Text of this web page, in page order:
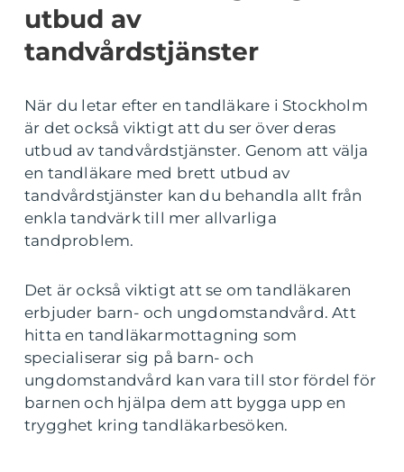
utbud av
tandvårdstjänster
När du letar efter en tandläkare i Stockholm
är det också viktigt att du ser över deras
utbud av tandvårdstjänster. Genom att välja
en tandläkare med brett utbud av
tandvårdstjänster kan du behandla allt från
enkla tandvärk till mer allvarliga
tandproblem.
Det är också viktigt att se om tandläkaren
erbjuder barn- och ungdomstandvård. Att
hitta en tandläkarmottagning som
specialiserar sig på barn- och
ungdomstandvård kan vara till stor fördel för
barnen och hjälpa dem att bygga upp en
trygghet kring tandläkarbesöken.